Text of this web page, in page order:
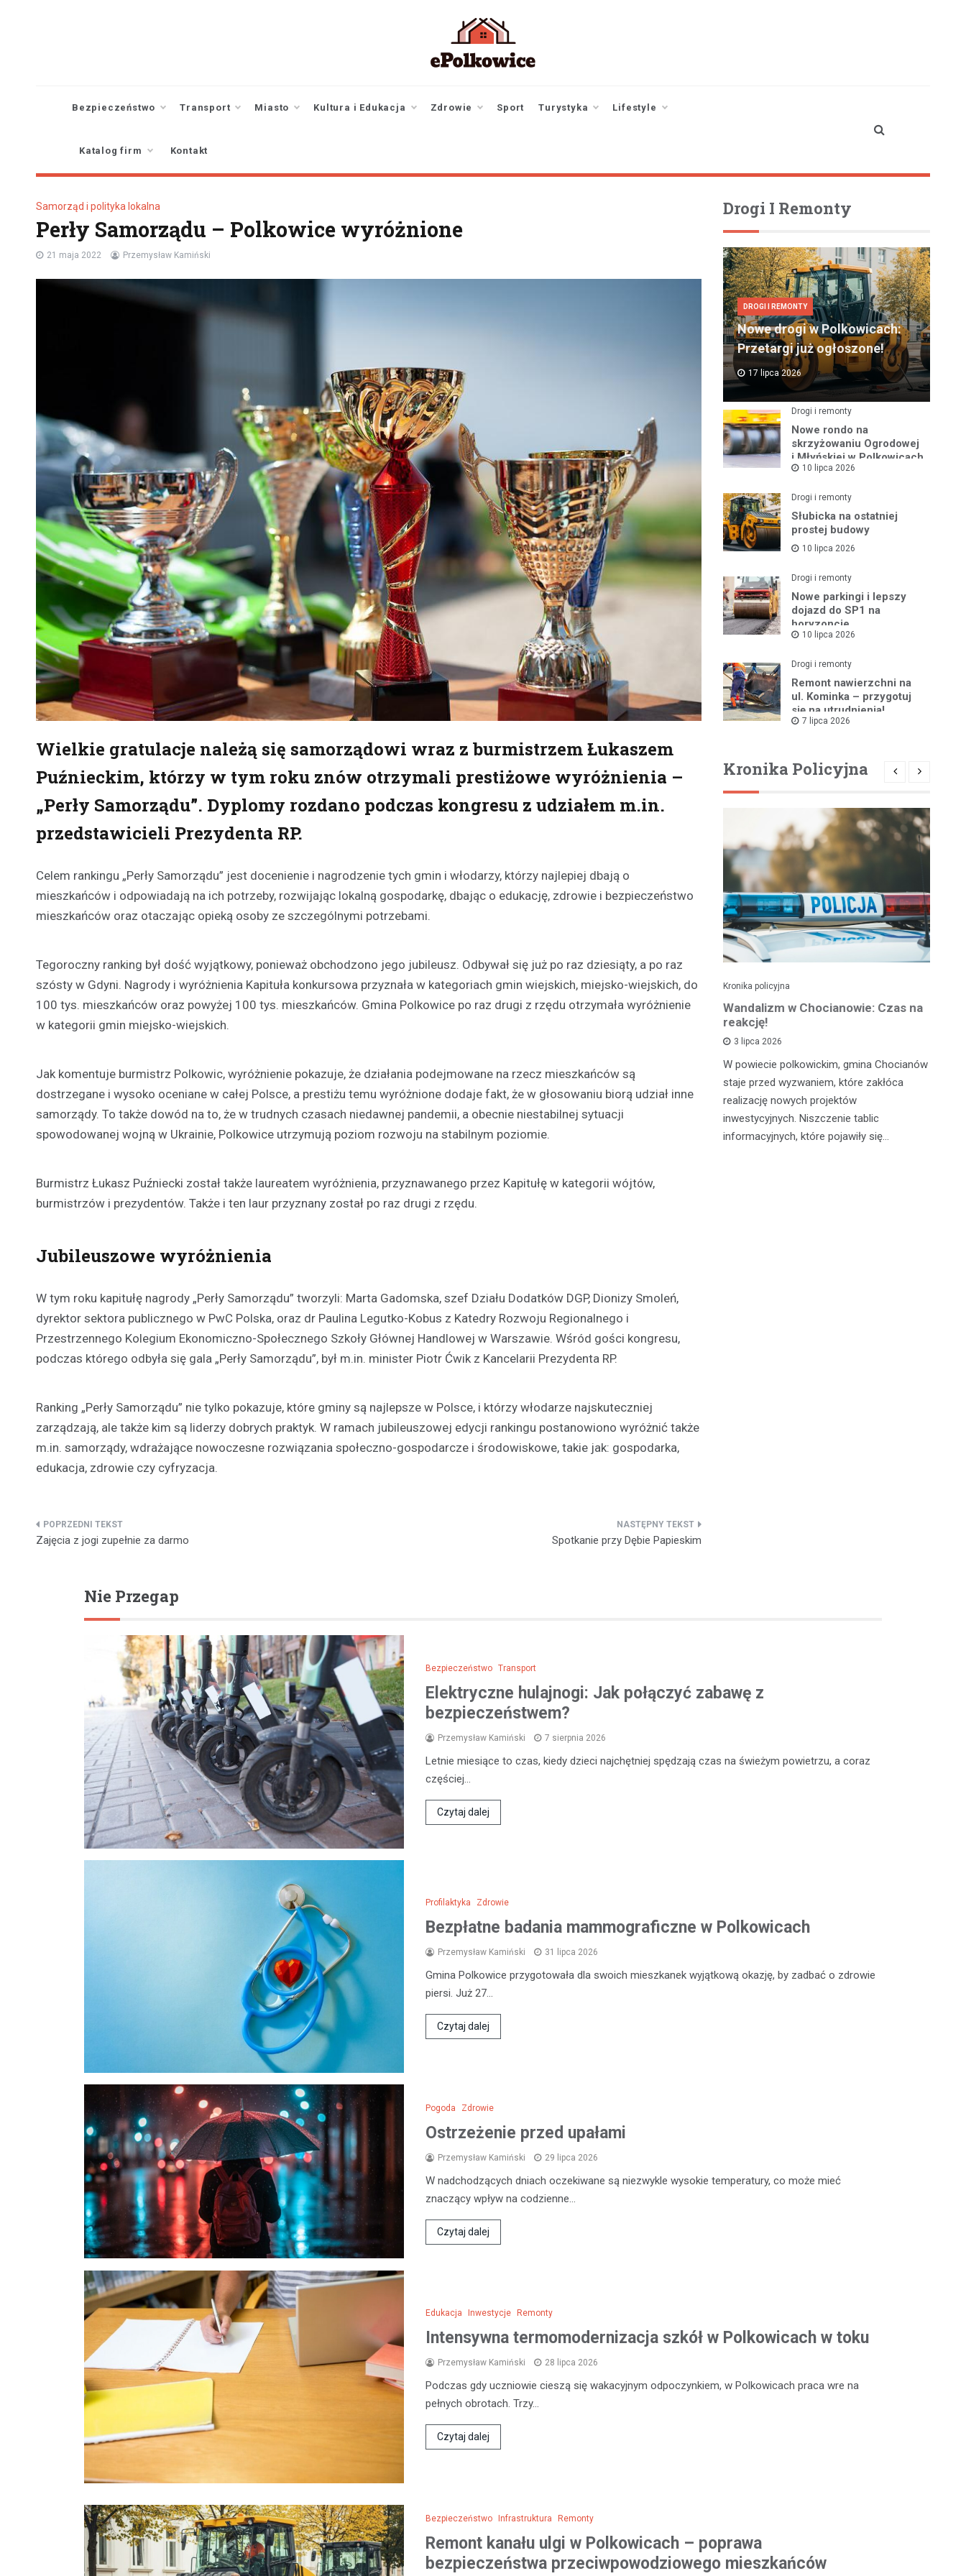
Polkowic
Bezpieczeństwo Transport Miasto Kultura i Edukacja Zdrowie Sport Turystyka Lifestyle
Katalog firm Kontakt
Samorząd i polityka lokalna
Perły Samorządu – Polkowice wyróżnione
21 maja 2022 Przemysław Kamiński
Wielkie gratulacje należą się samorządowi wraz z burmistrzem Łukaszem
Puźnieckim, którzy w tym roku znów otrzymali prestiżowe wyróżnienia –
„Perły Samorządu”. Dyplomy rozdano podczas kongresu z udziałem m.in.
przedstawicieli Prezydenta RP.
Celem rankingu „Perły Samorządu” jest docenienie i nagrodzenie tych gmin i włodarzy, którzy najlepiej dbają o
mieszkańców i odpowiadają na ich potrzeby, rozwijając lokalną gospodarkę, dbając o edukację, zdrowie i bezpieczeństwo
mieszkańców oraz otaczając opieką osoby ze szczególnymi potrzebami.
Tegoroczny ranking był dość wyjątkowy, ponieważ obchodzono jego jubileusz. Odbywał się już po raz dziesiąty, a po raz
szósty w Gdyni. Nagrody i wyróżnienia Kapituła konkursowa przyznała w kategoriach gmin wiejskich, miejsko-wiejskich, do
100 tys. mieszkańców oraz powyżej 100 tys. mieszkańców. Gmina Polkowice po raz drugi z rzędu otrzymała wyróżnienie
w kategorii gmin miejsko-wiejskich.
Jak komentuje burmistrz Polkowic, wyróżnienie pokazuje, że działania podejmowane na rzecz mieszkańców są
dostrzegane i wysoko oceniane w całej Polsce, a prestiżu temu wyróżnione dodaje fakt, że w głosowaniu biorą udział inne
samorządy. To także dowód na to, że w trudnych czasach niedawnej pandemii, a obecnie niestabilnej sytuacji
spowodowanej wojną w Ukrainie, Polkowice utrzymują poziom rozwoju na stabilnym poziomie.
Burmistrz Łukasz Puźniecki został także laureatem wyróżnienia, przyznawanego przez Kapitułę w kategorii wójtów,
burmistrzów i prezydentów. Także i ten laur przyznany został po raz drugi z rzędu.
Jubileuszowe wyróżnienia
W tym roku kapitułę nagrody „Perły Samorządu” tworzyli: Marta Gadomska, szef Działu Dodatków DGP, Dionizy Smoleń,
dyrektor sektora publicznego w PwC Polska, oraz dr Paulina Legutko-Kobus z Katedry Rozwoju Regionalnego i
Przestrzennego Kolegium Ekonomiczno-Społecznego Szkoły Głównej Handlowej w Warszawie. Wśród gości kongresu,
podczas którego odbyła się gala „Perły Samorządu”, był m.in. minister Piotr Ćwik z Kancelarii Prezydenta RP.
Ranking „Perły Samorządu” nie tylko pokazuje, które gminy są najlepsze w Polsce, i którzy włodarze najskuteczniej
zarządzają, ale także kim są liderzy dobrych praktyk. W ramach jubileuszowej edycji rankingu postanowiono wyróżnić także
m.in. samorządy, wdrażające nowoczesne rozwiązania społeczno-gospodarcze i środowiskowe, takie jak: gospodarka,
edukacja, zdrowie czy cyfryzacja.
Nawigacja
Zajęcia z jogi zupełnie za darmo Spotkanie przy Dębie Papieskim
Drogi I Remonty
DROGI I REMONTY
Nowe drogi w Polkowicach:
Przetargi już ogłoszone!
17 lipca 2026
Drogi i remonty
Nowe rondo na
skrzyżowaniu Ogrodowej
i Młyńskiej w Polkowicach
10 lipca 2026
Drogi i remonty
Słubicka na ostatniej
prostej budowy
10 lipca 2026
Drogi i remonty
Nowe parkingi i lepszy
dojazd do SP1 na
horyzoncie
10 lipca 2026
Drogi i remonty
Remont nawierzchni na
ul. Kominka – przygotuj
się na utrudnienia!
7 lipca 2026
Kronika Policyjna
Kronika policyjna
Bracia w areszcie po brutalnym
W Polkowicach doszło do dramatycznego
incydentu, który wstrząsnął lokalną
społecznością. Dwóch mężczyzn
wtargnęło do mieszkania jednego z
Kronika policyjna
Wandalizm w Chocianowie: Czas na
reakcję!
3 lipca 2026
W powiecie polkowickim, gmina Chocianów
staje przed wyzwaniem, które zakłóca
realizację nowych projektów
inwestycyjnych. Niszczenie tablic
informacyjnych, które pojawiły się…
Nie Przegap
Bezpieczeństwo Transport
Elektryczne hulajnogi: Jak połączyć zabawę z
bezpieczeństwem?
Przemysław Kamiński 7 sierpnia 2026
Letnie miesiące to czas, kiedy dzieci najchętniej spędzają czas na świeżym powietrzu, a coraz
częściej…
Czytaj dalej
Profilaktyka Zdrowie
Bezpłatne badania mammograficzne w Polkowicach
Przemysław Kamiński 31 lipca 2026
Gmina Polkowice przygotowała dla swoich mieszkanek wyjątkową okazję, by zadbać o zdrowie
piersi. Już 27…
Czytaj dalej
Pogoda Zdrowie
Ostrzeżenie przed upałami
Przemysław Kamiński 29 lipca 2026
W nadchodzących dniach oczekiwane są niezwykle wysokie temperatury, co może mieć
znaczący wpływ na codzienne…
Czytaj dalej
Edukacja Inwestycje Remonty
Intensywna termomodernizacja szkół w Polkowicach w toku
Przemysław Kamiński 28 lipca 2026
Podczas gdy uczniowie cieszą się wakacyjnym odpoczynkiem, w Polkowicach praca wre na
pełnych obrotach. Trzy…
Czytaj dalej
Bezpieczeństwo Infrastruktura Remonty
Remont kanału ulgi w Polkowicach – poprawa
bezpieczeństwa przeciwpowodziowego mieszkańców